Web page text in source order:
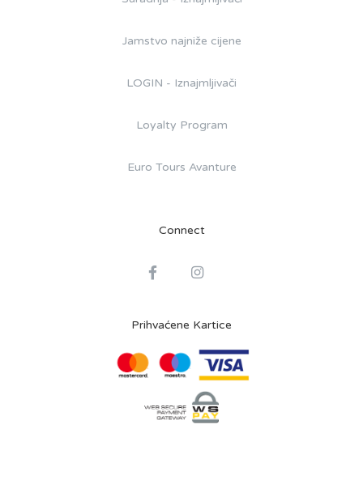
Jamstvo najniže cijene
LOGIN - Iznajmljivači
Loyalty Program
Euro Tours Avanture
Connect
Prihvaćene Kartice